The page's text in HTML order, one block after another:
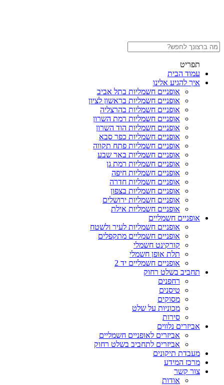
תפריט
עמוד הבית
איך להגיע אלינו
אופניים חשמליות בתל אביב
אופניים חשמליות בראשון לציון
אופניים חשמליות בהרצליה
אופניים חשמליות רמת השרון
אופניים חשמליות הוד השרון
אופניים חשמליות כפר סבא
אופניים חשמליות פתח תקווה
אופניים חשמליות באר שבע
אופניים חשמליות רמת גן
אופניים חשמליות חיפה
אופניים חשמליות חדרה
אופניים חשמליות בצפון
אופניים חשמליות ירושלים
אופניים חשמליות אילת
אופניים חשמליים
אופניים חשמליות לעיר ולשטח
אופניים חשמליים מתקפלים
קורקינט חשמלי
תלת אופן חשמלי
אופניים חשמליים יד 2
תחביב בשלט רחוק
רחפנים
טיסנים
מסוקים
מכוניות על שלט
סירות
אביזרים נלווים
אביזרים לאופניים חשמליים
אביזרים לתחביב בשלט רחוק
מעבדת תיקונים
מרכז המידע
צור קשר
אודות